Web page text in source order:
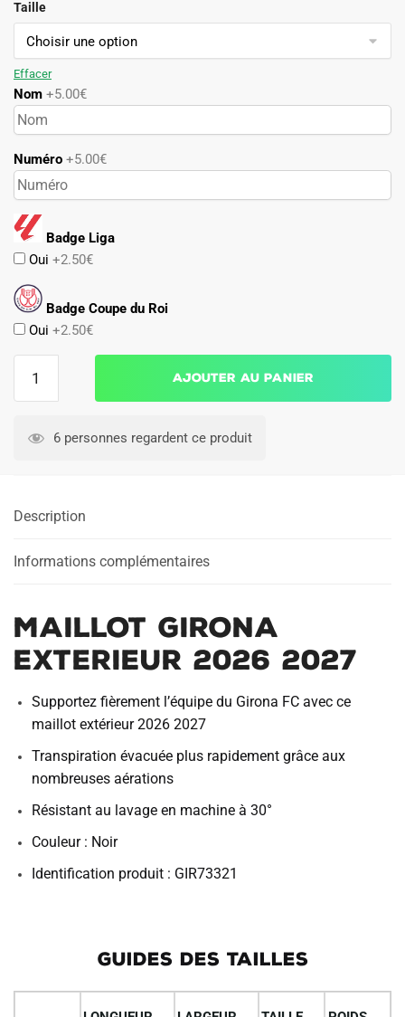
89.90€.49.90€.
Taille
Effacer
Nom +5.00€
Numéro +5.00€
Badge Liga
Oui +2.50€
Badge Coupe du Roi
Oui +2.50€
Girona
Ajouter au panier
6 personnes regardent ce produit
Description
Informations complémentaires
Maillot Girona
Exterieur 2026 2027
Supportez fièrement l’équipe du Girona FC avec ce
maillot extérieur 2026 2027
Transpiration évacuée plus rapidement grâce aux
nombreuses aérations
Résistant au lavage en machine à 30°
Couleur : Noir
Identification produit : GIR73321
GUIDES DES TAILLES